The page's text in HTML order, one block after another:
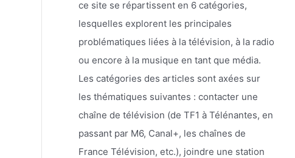
ce site se répartissent en 6 catégories,
lesquelles explorent les principales
problématiques liées à la télévision, à la radio
ou encore à la musique en tant que média.
Les catégories des articles sont axées sur
les thématiques suivantes : contacter une
chaîne de télévision (de TF1 à Télénantes, en
passant par M6, Canal+, les chaînes de
France Télévision, etc.), joindre une station